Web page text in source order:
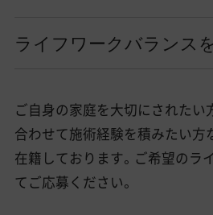
ライフワークバランス
ご自身の家庭を大切にされたい
合わせて施術経験を積みたい方
在籍しております。ご希望のラ
てご応募ください。